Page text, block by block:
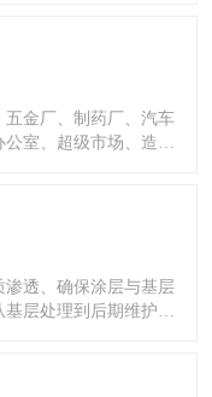
金厂、制药厂、汽车
室、超级市场、造纸
透、确保涂层与基层
层处理到后期维护，